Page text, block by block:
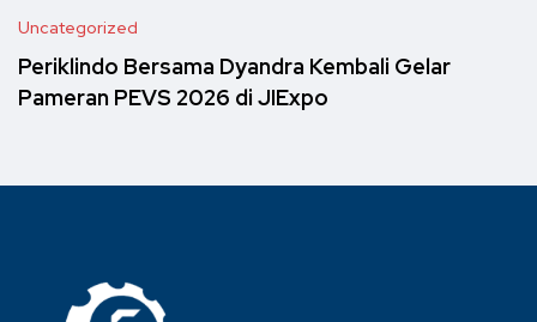
Uncategorized
Periklindo Bersama Dyandra Kembali Gelar
Pameran PEVS 2026 di JIExpo